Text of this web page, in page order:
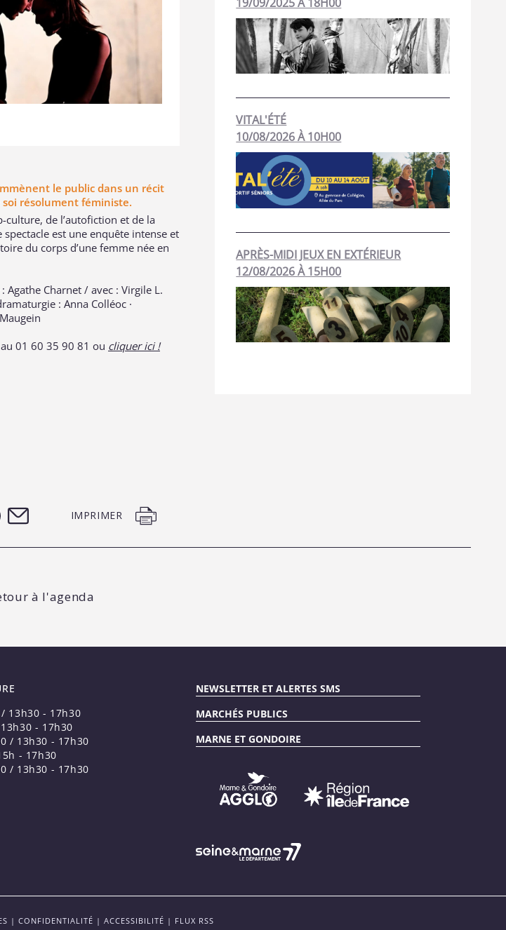
le public dans un récit
résolument féministe.
de l’autofiction et de la
spectacle est une enquête intense et
du corps d’une femme née en
Agathe Charnet / avec : Virgile L.
: Anna Colléoc ·
01 60 35 90 81 ou cliquer ici !
VITAL'ÉTÉ
10/08/2026 À 10H00
APRÈS-MIDI JEUX EN EXTÉRIEUR
12/08/2026 À 15H00
IMPRIMER
à l'agenda
13h30 - 17h30
- 17h30
/ 13h30 - 17h30
- 17h30
/ 13h30 - 17h30
NEWSLETTER ET ALERTES SMS
MARCHÉS PUBLICS
MARNE ET GONDOIRE
| CONFIDENTIALITÉ | ACCESSIBILITÉ | FLUX RSS